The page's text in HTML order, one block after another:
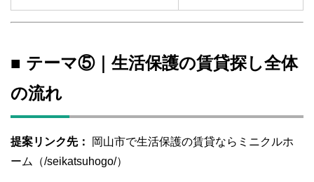
■ テーマ⑤｜生活保護の賃貸探し全体
の流れ
提案リンク先：
岡山市で生活保護の賃貸ならミニクルホ
ーム（/seikatsuhogo/）